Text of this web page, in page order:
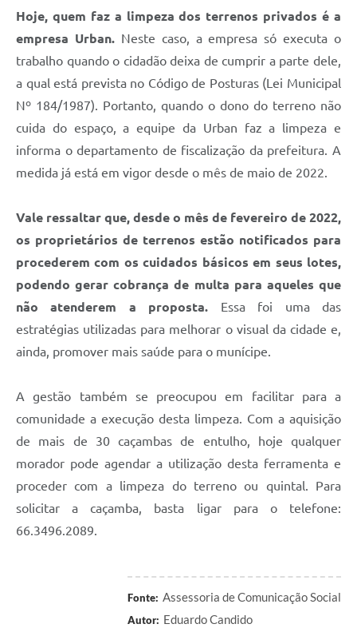
Hoje, quem faz a limpeza dos terrenos privados é a
empresa Urban.Neste caso, a empresa só executa o
trabalho quando o cidadão deixa de cumprir a parte dele,
a qual está prevista no Código de Posturas (Lei Municipal
Nº 184/1987). Portanto, quando o dono do terreno não
cuida do espaço, a equipe da Urban faz a limpeza e
informa o departamento de fiscalização da prefeitura. A
medida já está em vigor desde o mês de maio de 2022.
Vale ressaltar que, desde o mês de fevereiro de 2022,
os proprietários de terrenos estão notificados para
procederem com os cuidados básicos em seus lotes,
podendo gerar cobrança de multa para aqueles que
não atenderem a proposta. Essa foi uma das
estratégias utilizadas para melhorar o visual da cidade e,
ainda, promover mais saúde para o munícipe.
A gestão também se preocupou em facilitar para a
comunidade a execução desta limpeza. Com a aquisição
de mais de 30 caçambas de entulho, hoje qualquer
morador pode agendar a utilização desta ferramenta e
proceder com a limpeza do terreno ou quintal. Para
solicitar a caçamba, basta ligar para o telefone:
66.3496.2089.
Fonte: Assessoria de Comunicação Social
Autor: Eduardo Candido